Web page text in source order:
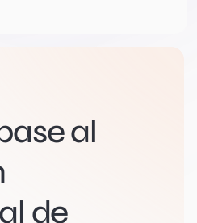
al
de